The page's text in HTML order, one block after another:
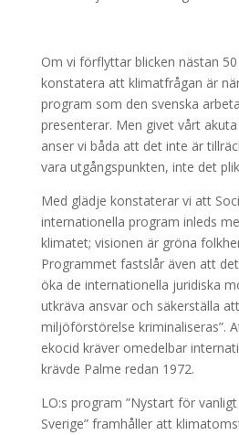
Om vi förflyttar blicken nästan
konstatera att klimatfrågan är
program som den svenska
presenterar. Men givet vårt
anser vi båda att det inte är
vara utgångspunkten, inte det
Med glädje konstaterar vi att
internationella program inleds
klimatet; visionen är gröna
Programmet fastslår även att
öka de internationella juridiska
utkräva ansvar och säkerställa
miljöförstörelse kriminaliseras”.
ekocid kräver omedelbar
krävde Palme redan 1972.
LO:s program ”Nystart för
Sverige” framhåller att